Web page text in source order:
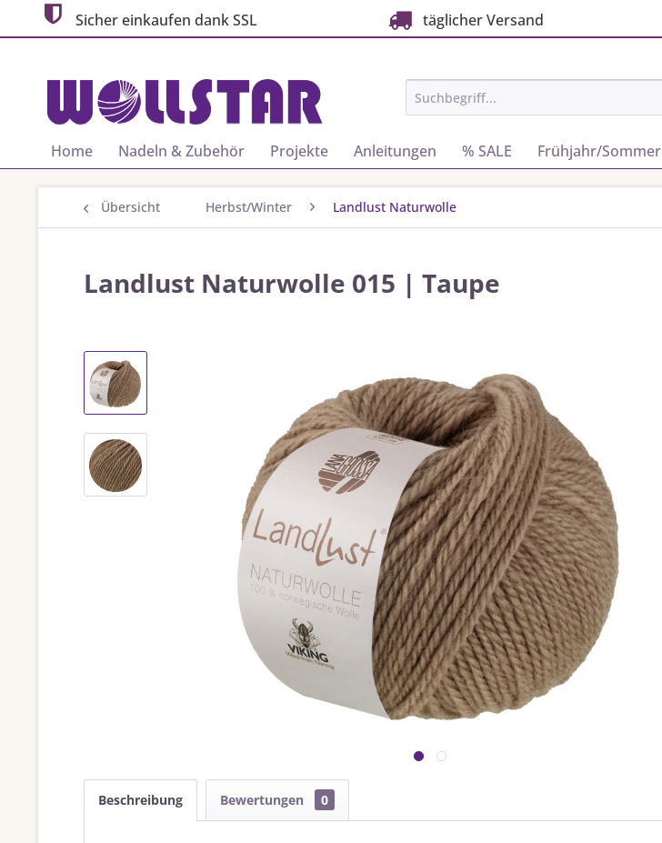
Sicher einkaufen dank SSL täglicher Versand
Home Nadeln & Zubehör Projekte Anleitungen % SALE Frühjahr/Sommer
Übersicht Herbst/Winter Landlust Naturwolle
Landlust Naturwolle 015 | Taupe
Beschreibung Bewertungen 0